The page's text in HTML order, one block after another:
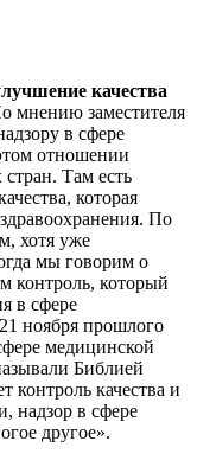
качества
мнению заместителя
в сфере
отношении
Там есть
которая
По
хотя уже
мы говорим о
контроль, который
в сфере
ноября прошлого
медицинской
Библией
контроль качества и
надзор в сфере
другое».